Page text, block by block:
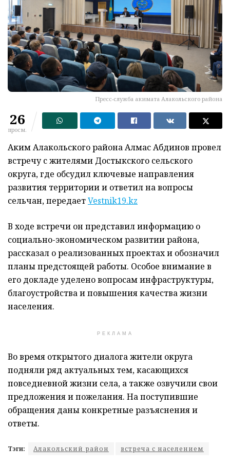
Пресс-служба акимата Алакольского района
26
просм.
Аким Алакольского района Алмас Абдинов провел
встречу с жителями Достыкского сельского
округа, где обсудил ключевые направления
развития территории и ответил на вопросы
сельчан, передаетVestnik19.kz
В ходе встречи он представил информацию о
социально-экономическом развитии района,
рассказал о реализованных проектах и обозначил
планы предстоящей работы. Особое внимание в
его докладе уделено вопросам инфраструктуры,
благоустройства и повышения качества жизни
населения.
РЕКЛАМА
Во время открытого диалога жители округа
подняли ряд актуальных тем, касающихся
повседневной жизни села, а также озвучили свои
предложения и пожелания. На поступившие
обращения даны конкретные разъяснения и
ответы.
Тэги: Алакольский район встреча с населением